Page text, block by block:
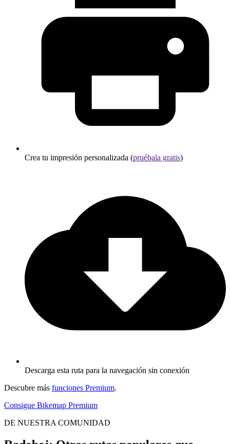
Crea tu impresión personalizada (pruébala gratis)
Descarga esta ruta para la navegación sin conexión
Descubre más funciones Premium.
Consigue Bikemap Premium
DE NUESTRA COMUNIDAD